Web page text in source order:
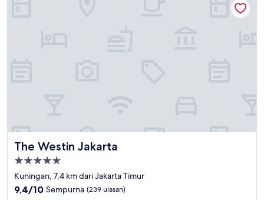
The Westin Jakarta
The Westin Jakarta
Properti
bintang
5.0
Kuningan, 7,4 km dari Jakarta Timur
9.4
9,4/10 Sempurna (239 ulasan)